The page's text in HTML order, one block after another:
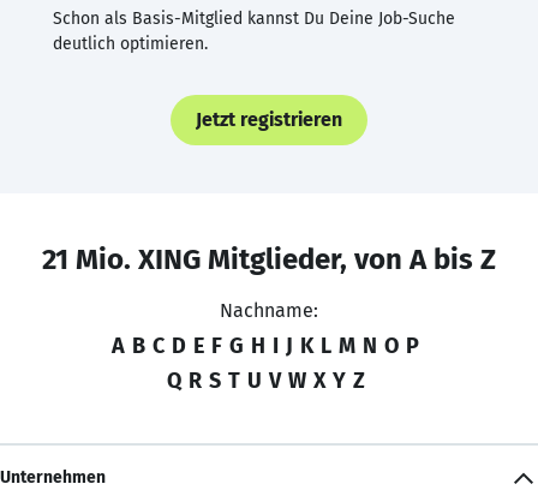
Schon als Basis-Mitglied kannst Du Deine Job-Suche
deutlich optimieren.
Jetzt registrieren
21 Mio. XING Mitglieder, von A bis Z
Nachname:
A B C D E F G H I J K L M N O P
Q R S T U V W X Y Z
Unternehmen